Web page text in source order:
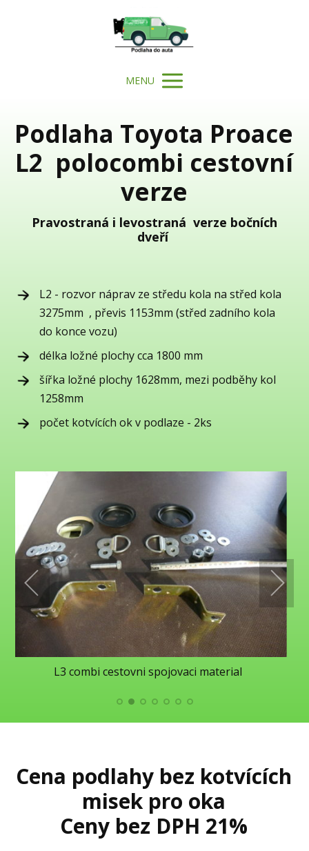
MENU
Podlaha Toyota Proace
L2 polocombi cestovní
verze
Pravostraná i levostraná verze bočních
dveří
L2 - rozvor náprav ze středu kola na střed kola
3275mm , převis 1153mm (střed zadního kola
do konce vozu)
délka ložné plochy cca 1800 mm
šířka ložné plochy 1628mm, mezi podběhy kol
1258mm
počet kotvících ok v podlaze - 2ks
L3 combi cestovni spojovaci material
Cena podlahy bez kotvících
misek pro oka
Ceny bez DPH 21%